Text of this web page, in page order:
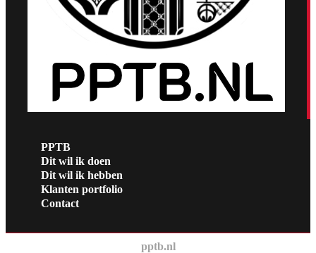
PPTB
Dit wil ik doen
Dit wil ik hebben
Klanten portfolio
Contact
pptb.nl